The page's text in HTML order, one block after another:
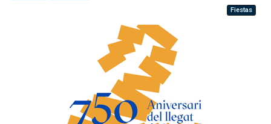
Fiestas